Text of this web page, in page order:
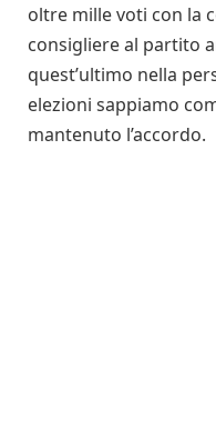
oltre mille voti con la
consigliere al partito
quest’ultimo nella
elezioni sappiamo
mantenuto l’accordo.